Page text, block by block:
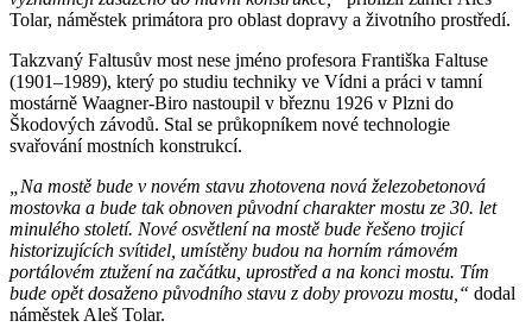
Tolar, náměstek primátora pro oblast dopravy a životního prostředí.
Takzvaný Faltusův most nese jméno profesora Františka Faltuse
(1901–1989), který po studiu techniky ve Vídni a práci v tamní
mostárně Waagner-Biro nastoupil v březnu 1926 v Plzni do
Škodových závodů. Stal se průkopníkem nové technologie
svařování mostních konstrukcí.
„Na mostě bude v novém stavu zhotovena nová železobetonová
mostovka a bude tak obnoven původní charakter mostu ze 30. let
minulého století. Nové osvětlení na mostě bude řešeno trojicí
historizujících svítidel, umístěny budou na horním rámovém
portálovém ztužení na začátku, uprostřed a na konci mostu. Tím
bude opět dosaženo původního stavu z doby provozu mostu,“ dodal
náměstek Aleš Tolar.